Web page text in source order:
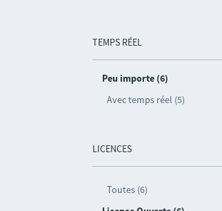
TEMPS RÉEL
Peu importe (6)
Avec temps réel (5)
LICENCES
Toutes (6)